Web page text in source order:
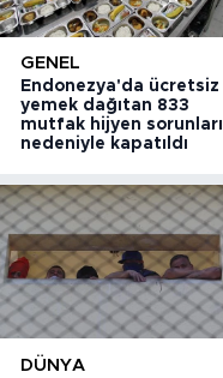
GENEL
Endonezya'da ücretsiz
yemek dağıtan 833
mutfak hijyen sorunları
nedeniyle kapatıldı
DÜNYA